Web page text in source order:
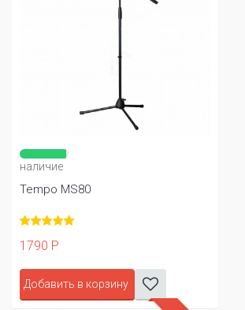
наличие
Tempo MS80
1790 Р
Добавить в корзину